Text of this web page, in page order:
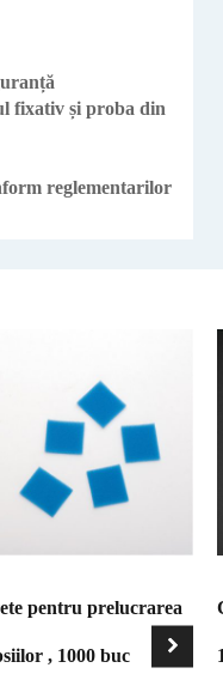
fixativ și proba din
reglementarilor
pentru prelucrarea
, 1000 buc